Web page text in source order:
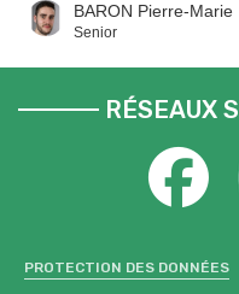
BARON Pierre-Marie
Senior
RÉSEAUX
PROTECTION DES DONNÉES